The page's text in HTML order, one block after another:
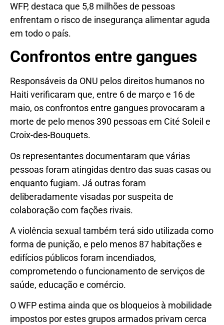
WFP, destaca que 5,8 milhões de pessoas
enfrentam o risco de insegurança alimentar aguda
em todo o país.
Confrontos entre gangues
Responsáveis da ONU pelos direitos humanos no
Haiti verificaram que, entre 6 de março e 16 de
maio, os confrontos entre gangues provocaram a
morte de pelo menos 390 pessoas em Cité Soleil e
Croix-des-Bouquets.
Os representantes documentaram que várias
pessoas foram atingidas dentro das suas casas ou
enquanto fugiam. Já outras foram
deliberadamente visadas por suspeita de
colaboração com fações rivais.
A violência sexual também terá sido utilizada como
forma de punição, e pelo menos 87 habitações e
edifícios públicos foram incendiados,
comprometendo o funcionamento de serviços de
saúde, educação e comércio.
O WFP estima ainda que os bloqueios à mobilidade
impostos por estes grupos armados privam cerca